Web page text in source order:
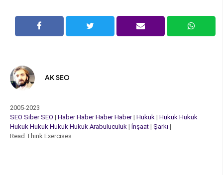
AK SEO
2005-2023
SEO Siber SEO | Haber Haber Haber Haber| Hukuk | Hukuk Hukuk
Hukuk Hukuk Hukuk Hukuk Arabuluculuk | İnşaat | Şarkı |
Read Think Exercises